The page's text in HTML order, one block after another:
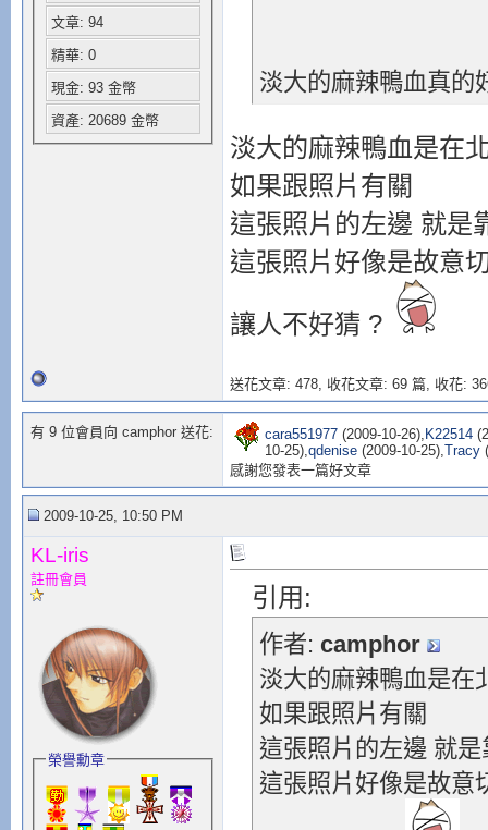
文章: 94
精華: 0
現金: 93 金幣
資產: 20689 金幣
淡大的麻辣鴨血真的
淡大的麻辣鴨血是在
如果跟照片有關
這張照片的左邊 就是
這張照片好像是故意
讓人不好猜 ?
送花文章: 478, 收花文章: 69 篇, 收花:
有 9 位會員向 camphor 送花: cara551977(2009-10-26), K22514
10-25),qdenise(2009-10-25),Tracy
感謝您發表一篇好文章
2009-10-25, 10:50 PM
KL-iris
註冊會員
榮譽勳章
引用:
作者: camphor
淡大的麻辣鴨血是在
如果跟照片有關
這張照片的左邊 就
這張照片好像是故意